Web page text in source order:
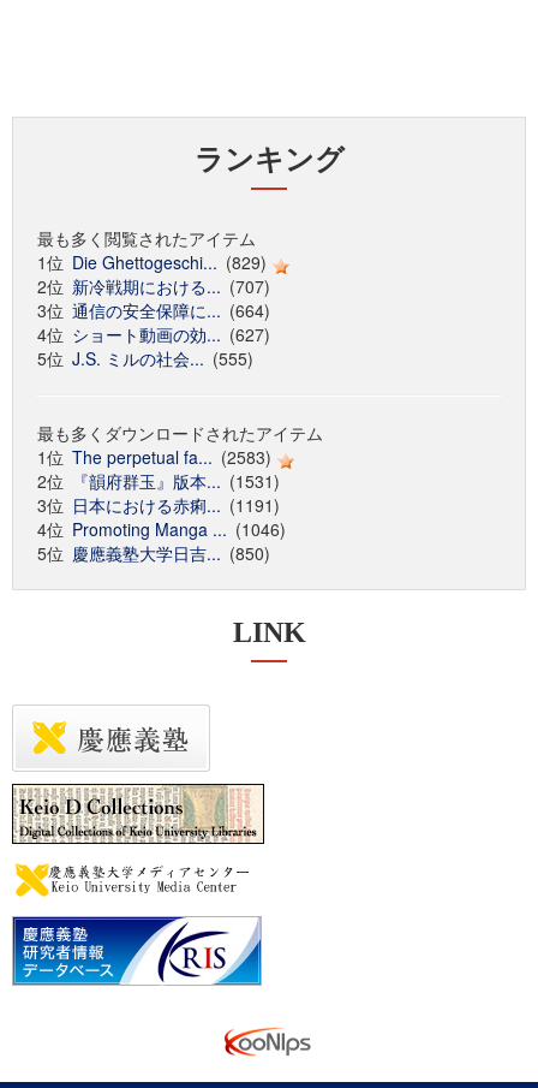
ランキング
最も多く閲覧されたアイテム
1位 Die Ghettogeschi... (829)
2位 新冷戦期における... (707)
3位 通信の安全保障に... (664)
4位 ショート動画の効... (627)
5位 J.S. ミルの社会... (555)
最も多くダウンロードされたアイテム
1位 The perpetual fa... (2583)
2位
『韻府群玉』版本... (1531)
3位 日本における赤痢... (1191)
4位 Promoting Manga ... (1046)
5位 慶應義塾大学日吉... (850)
LINK